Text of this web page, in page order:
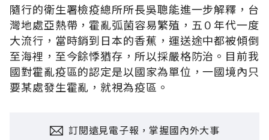
隨行的衛生署檢疫總所所長吳聰能進一步解釋，台
灣地處亞熱帶，霍亂弧菌容易繁殖，五０年代一度
大流行，當時銷到日本的香蕉，運送途中都被傾倒
至海裡，至今餘悸猶存，所以採嚴格防治。目前我
國對霍亂疫區的認定是以國家為單位，一國境內只
要某處發生霍亂，就視為疫區。
訂閱遠見電子報，掌握國內外大事